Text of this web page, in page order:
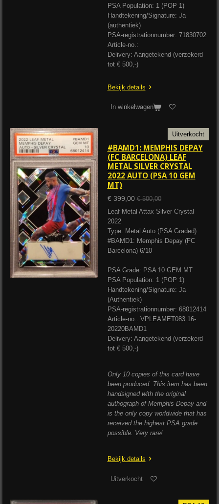
PSA Population: 1 (POP 1)
Handtekening/Signature: Ja
(authentiek)
PSA-registrationnumber: 71830702
Article-no.:
Delivery: Aangetekend (verzekerd
tot € 500,-)
Bekijk details
In winkelwagen
Uitverkocht
#BAMD1: MEMPHIS DEPAY
(FC BARCELONA) LEAF
METAL SILVER CRYSTAL
2022 AUTO (PSA 10 GEM
MT)
€ 399,00 € 500,00
Leaf Metal Attax Silver Crystal
2022
Type: Metal Auto (PSA Graded)
#BAMD1: Memphis Depay (FC
Barcelona) 6/10
PSA Grade: PSA 10 GEM MT
PSA Population: 1 (POP 1)
Handtekening/Signature: Ja
(Authentiek)
PSA-registrationnumber: 68012414
Article-no.: VPLEAMET083.16-
20220BAMD1
Delivery: Aangetekend (verzekerd
tot € 500,-)
Only 10 copies of this card have
been produced. This item has been
handsigned with the original
authograph of Memphis Depay and
is the only copy worldwide that has
received the highest PSA grade
possible. Very rare!
Bekijk details
Uitverkocht